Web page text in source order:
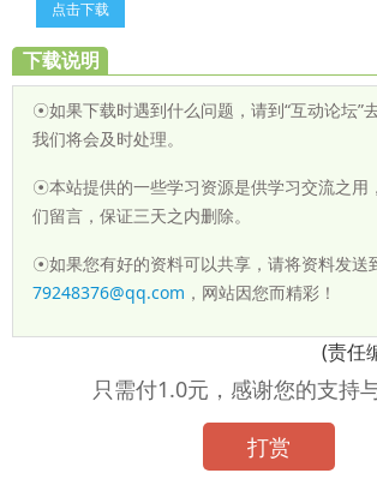
点击下载
下载说明
☉如果下载时遇到什么问题，请到“互动论坛”
我们将会及时处理。
☉本站提供的一些学习资源是供学习交流之用
们留言，保证三天之内删除。
☉如果您有好的资料可以共享，请将资料发送
79248376@qq.com ，网站因您而精彩！
(责任
只需付1.0元，感谢您的支持
打赏